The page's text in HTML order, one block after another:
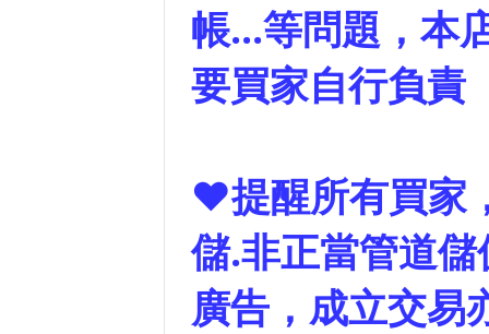
帳...等問題，本
要買家自行負責
❤提醒所有買家
儲.非正當管道
廣告，成立交易